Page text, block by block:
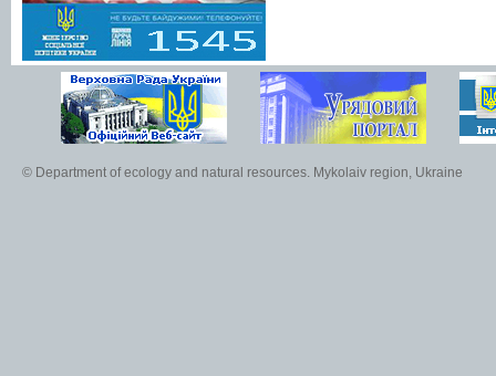
© Department of ecology and natural resources. Mykolaiv region, Ukraine